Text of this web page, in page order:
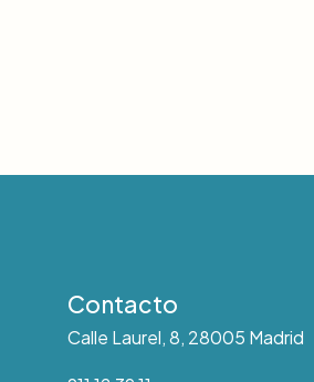
Contacto
Calle Laurel, 8, 28005 Madrid